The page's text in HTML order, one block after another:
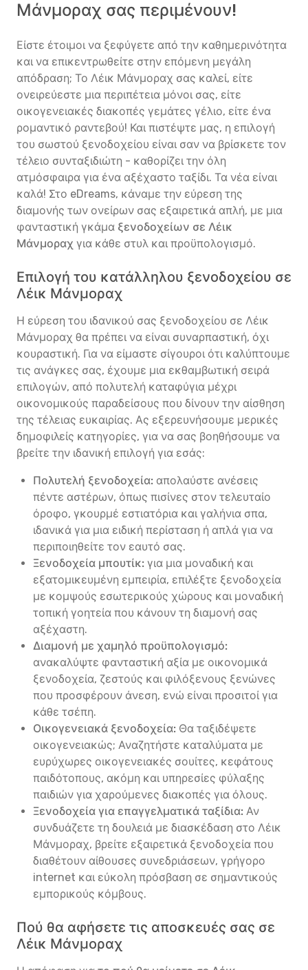
Μάνμοραχ σας περιμένουν!
Είστε έτοιμοι να ξεφύγετε από την καθημερινότητα
και να επικεντρωθείτε στην επόμενη μεγάλη
απόδραση; Το Λέικ Μάνμοραχ σας καλεί, είτε
ονειρεύεστε μια περιπέτεια μόνοι σας, είτε
οικογενειακές διακοπές γεμάτες γέλιο, είτε ένα
ρομαντικό ραντεβού! Και πιστέψτε μας, η επιλογή
του σωστού ξενοδοχείου είναι σαν να βρίσκετε τον
τέλειο συνταξιδιώτη - καθορίζει την όλη
ατμόσφαιρα για ένα αξέχαστο ταξίδι. Τα νέα είναι
καλά! Στο eDreams, κάναμε την εύρεση της
διαμονής των ονείρων σας εξαιρετικά απλή, με μια
φανταστική γκάμα ξενοδοχείων σε Λέικ
Μάνμοραχ για κάθε στυλ και προϋπολογισμό.
Επιλογή του κατάλληλου ξενοδοχείου σε
Λέικ Μάνμοραχ
Η εύρεση του ιδανικού σας ξενοδοχείου σε Λέικ
Μάνμοραχ θα πρέπει να είναι συναρπαστική, όχι
κουραστική. Για να είμαστε σίγουροι ότι καλύπτουμε
τις ανάγκες σας, έχουμε μια εκθαμβωτική σειρά
επιλογών, από πολυτελή καταφύγια μέχρι
οικονομικούς παραδείσους που δίνουν την αίσθηση
της τέλειας ευκαιρίας. Ας εξερευνήσουμε μερικές
δημοφιλείς κατηγορίες, για να σας βοηθήσουμε να
βρείτε την ιδανική επιλογή για εσάς:
Πολυτελή ξενοδοχεία: απολαύστε ανέσεις
πέντε αστέρων, όπως πισίνες στον τελευταίο
όροφο, γκουρμέ εστιατόρια και γαλήνια σπα,
ιδανικά για μια ειδική περίσταση ή απλά για να
περιποιηθείτε τον εαυτό σας.
Ξενοδοχεία μπουτίκ: για μια μοναδική και
εξατομικευμένη εμπειρία, επιλέξτε ξενοδοχεία
με κομψούς εσωτερικούς χώρους και μοναδική
τοπική γοητεία που κάνουν τη διαμονή σας
αξέχαστη.
Διαμονή με χαμηλό προϋπολογισμό:
ανακαλύψτε φανταστική αξία με οικονομικά
ξενοδοχεία, ζεστούς και φιλόξενους ξενώνες
που προσφέρουν άνεση, ενώ είναι προσιτοί για
κάθε τσέπη.
Οικογενειακά ξενοδοχεία: Θα ταξιδέψετε
οικογενειακώς; Αναζητήστε καταλύματα με
ευρύχωρες οικογενειακές σουίτες, κεφάτους
παιδότοπους, ακόμη και υπηρεσίες φύλαξης
παιδιών για χαρούμενες διακοπές για όλους.
Ξενοδοχεία για επαγγελματικά ταξίδια: Αν
συνδυάζετε τη δουλειά με διασκέδαση στο Λέικ
Μάνμοραχ, βρείτε εξαιρετικά ξενοδοχεία που
διαθέτουν αίθουσες συνεδριάσεων, γρήγορο
internet και εύκολη πρόσβαση σε σημαντικούς
εμπορικούς κόμβους.
Πού θα αφήσετε τις αποσκευές σας σε
Λέικ Μάνμοραχ